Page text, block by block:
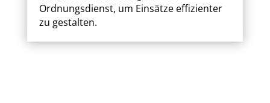
Ordnungsdienst, um Einsätze effizienter
zu gestalten.